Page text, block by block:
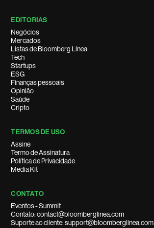
EDITORIAS
Negócios
Mercados
Listas de Bloomberg Línea
Tech
Startups
ESG
Finanças pessoais
Opinião
Saúde
Cripto
TERMOS DE USO
Assine
Termo de Assinatura
Política de Privacidade
Media Kit
CONTATO
Eventos - Summit
Contato: contact@bloomberglinea.com
Suporte ao cliente: support@bloomberglinea.com